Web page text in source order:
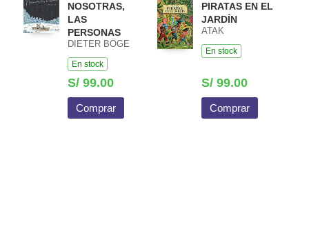
NOSOTRAS,
LAS
PERSONAS
DIETER BÖGE
En stock
S/ 99.00
Comprar
PIRATAS EN EL
JARDÍN
ATAK
En stock
S/ 99.00
Comprar